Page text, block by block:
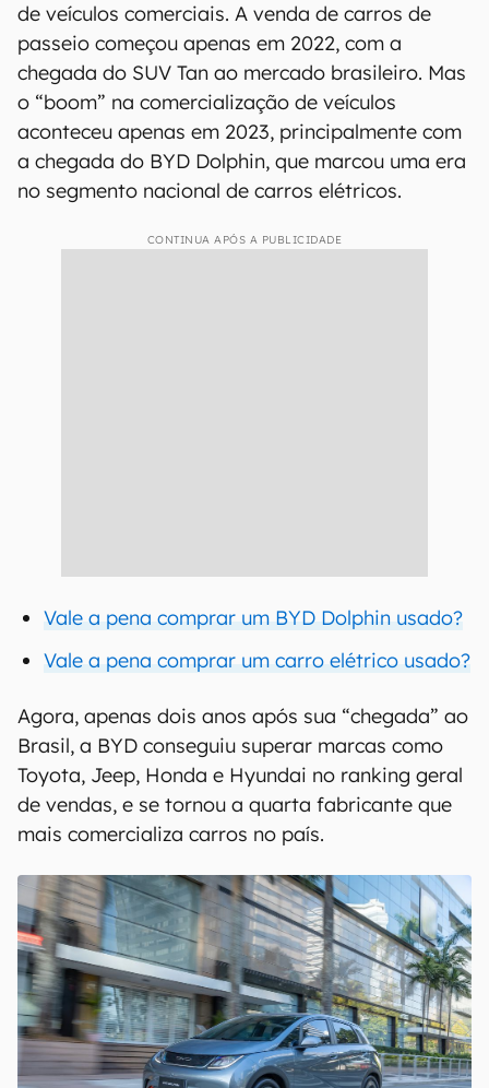
de veículos comerciais. A venda de carros de
passeio começou apenas em 2022, com a
chegada do SUV Tan ao mercado brasileiro. Mas
o “boom” na comercialização de veículos
aconteceu apenas em 2023, principalmente com
a chegada do BYD Dolphin, que marcou uma era
no segmento nacional de carros elétricos.
CONTINUA APÓS A PUBLICIDADE
Vale a pena comprar um BYD Dolphin usado?
Vale a pena comprar um carro elétrico usado?
Agora, apenas dois anos após sua “chegada” ao
Brasil, a BYD conseguiu superar marcas como
Toyota, Jeep, Honda e Hyundai no ranking geral
de vendas, e se tornou a quarta fabricante que
mais comercializa carros no país.